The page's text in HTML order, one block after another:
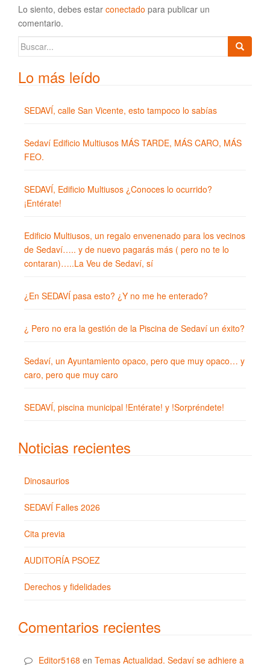
Lo siento, debes estar conectado para publicar un
comentario.
Buscar:
Lo más leído
SEDAVÍ, calle San Vicente, esto tampoco lo sabías
Sedaví Edificio Multiusos MÁS TARDE, MÁS CARO, MÁS
FEO.
SEDAVÍ, Edificio Multiusos ¿Conoces lo ocurrido?
¡Entérate!
Edificio Multiusos, un regalo envenenado para los vecinos
de Sedaví….. y de nuevo pagarás más ( pero no te lo
contaran)…..La Veu de Sedaví, sí
¿En SEDAVÍ pasa esto? ¿Y no me he enterado?
¿ Pero no era la gestión de la Piscina de Sedaví un éxito?
Sedaví, un Ayuntamiento opaco, pero que muy opaco… y
caro, pero que muy caro
SEDAVÍ, piscina municipal !Entérate! y !Sorpréndete!
Noticias recientes
Dinosaurios
SEDAVÍ Falles 2026
Cita previa
AUDITORÍA PSOEZ
Derechos y fidelidades
Comentarios recientes
Editor5168 en Temas Actualidad. Sedaví se adhiere a